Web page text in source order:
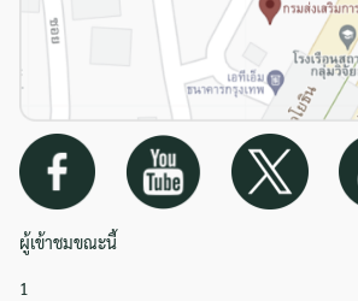
ผู้เข้าชมขณะนี้
1